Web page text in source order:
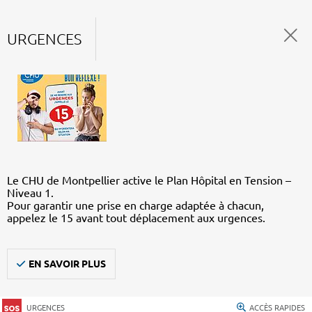
URGENCES
Le CHU de Montpellier active le Plan Hôpital en Tension –
Niveau 1.
Pour garantir une prise en charge adaptée à chacun,
appelez le 15 avant tout déplacement aux urgences.
EN SAVOIR PLUS
URGENCES ACCÈS RAPIDES